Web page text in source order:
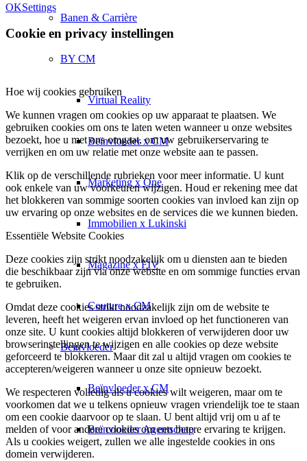
Banen & Carrière
BY CM
Virtual Reality
Beïnvloeder x CM
Marketing x One
Immobilien x Lukinski
Magazine x FIV
Couture x CM
Beïnvloeder
Beïnvloeder x CM
Beïnvloeder Agentschap
OKSettings
Cookie en privacy instellingen
Hoe wij cookies gebruiken
We kunnen vragen om cookies op uw apparaat te plaatsen. We
gebruiken cookies om ons te laten weten wanneer u onze websites
bezoekt, hoe u met ons omgaat, om uw gebruikerservaring te
verrijken en om uw relatie met onze website aan te passen.
Klik op de verschillende rubrieken voor meer informatie. U kunt
ook enkele van uw voorkeuren wijzigen. Houd er rekening mee dat
het blokkeren van sommige soorten cookies van invloed kan zijn op
uw ervaring op onze websites en de services die we kunnen bieden.
Essentiële Website Cookies
Deze cookies zijn strikt noodzakelijk om u diensten aan te bieden
die beschikbaar zijn via onze website en om sommige functies ervan
te gebruiken.
Omdat deze cookies strikt noodzakelijk zijn om de website te
leveren, heeft het weigeren ervan invloed op het functioneren van
onze site. U kunt cookies altijd blokkeren of verwijderen door uw
browserinstellingen te wijzigen en alle cookies op deze website
geforceerd te blokkeren. Maar dit zal u altijd vragen om cookies te
accepteren/weigeren wanneer u onze site opnieuw bezoekt.
We respecteren volledig als u cookies wilt weigeren, maar om te
voorkomen dat we u telkens opnieuw vragen vriendelijk toe te staan
om een cookie daarvoor op te slaan. U bent altijd vrij om u af te
melden of voor andere cookies om een betere ervaring te krijgen.
Als u cookies weigert, zullen we alle ingestelde cookies in ons
domein verwijderen.